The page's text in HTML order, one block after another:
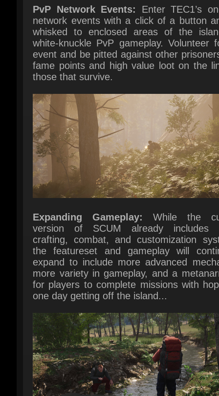
white-knuckle PvP gameplay. Volunteer
event and be pitted against other
fame points and high value loot on the
those that survive.
Expanding Gameplay:While the
version of SCUM already includes
crafting, combat, and customization
expand to include more advanced
more variety in gameplay, and a
for players to complete missions with
one day getting off the island...
Online Multiplayer:Survive with up